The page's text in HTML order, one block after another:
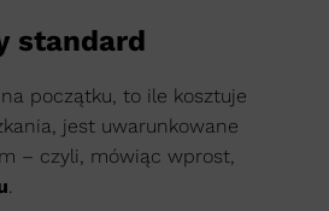
standard
początku, to ile kosztuje
jest uwarunkowane
– czyli, mówiąc wprost,
.